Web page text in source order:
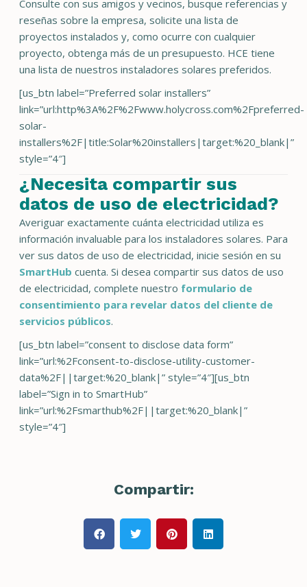
Consulte con sus amigos y vecinos, busque referencias y
reseñas sobre la empresa, solicite una lista de
proyectos instalados y, como ocurre con cualquier
proyecto, obtenga más de un presupuesto. HCE tiene
una lista de nuestros instaladores solares preferidos.
[us_btn label=”Preferred solar installers”
link=”url:http%3A%2F%2Fwww.holycross.com%2Fpreferred-
solar-
installers%2F|title:Solar%20installers|target:%20_blank|”
style=”4″]
¿Necesita compartir sus
datos de uso de electricidad?
Averiguar exactamente cuánta electricidad utiliza es
información invaluable para los instaladores solares. Para
ver sus datos de uso de electricidad, inicie sesión en su
SmartHub cuenta. Si desea compartir sus datos de uso
de electricidad, complete nuestro formulario de
consentimiento para revelar datos del cliente de
servicios públicos.
[us_btn label=”consent to disclose data form”
link=”url:%2Fconsent-to-disclose-utility-customer-
data%2F||target:%20_blank|” style=”4″][us_btn
label=”Sign in to SmartHub”
link=”url:%2Fsmarthub%2F||target:%20_blank|”
style=”4″]
Compartir: